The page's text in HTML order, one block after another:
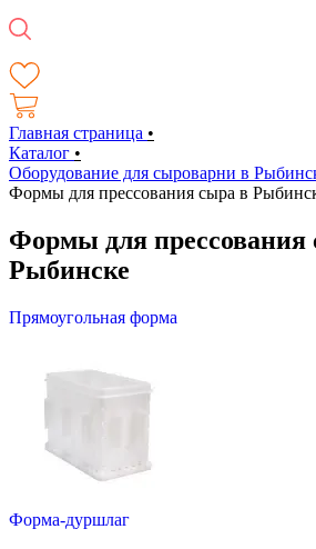
Главная страница •
Каталог •
Оборудование для сыроварни в
Формы для прессования сыра в
Формы для прессования
Рыбинске
Прямоугольная форма
Форма-дуршлаг